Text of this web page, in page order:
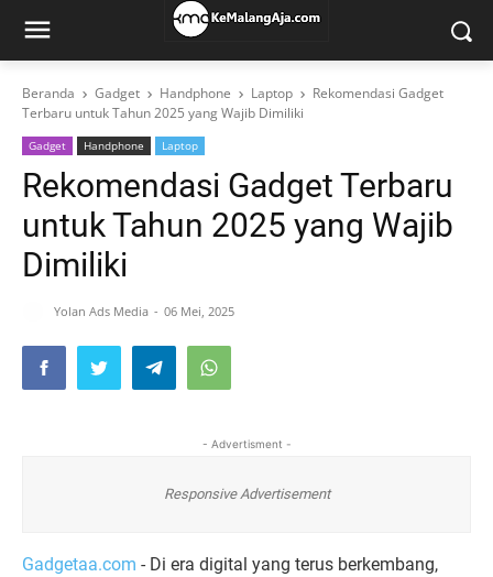
Beranda Gadget Handphone Laptop
Rekomendasi Gadget
Terbaru untuk Tahun 2025 yang Wajib Dimiliki
Gadget Handphone Laptop
Rekomendasi Gadget Terbaru
untuk Tahun 2025 yang Wajib
Dimiliki
Yolan Ads Media 06 Mei, 2025
- Advertisment -
Responsive Advertisement
Gadgetaa.com - Di era digital yang terus berkembang,